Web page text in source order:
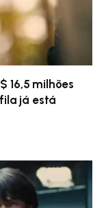
16,5 milhões
já está